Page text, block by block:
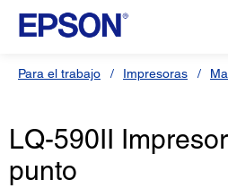
Para el trabajo Impresoras
LQ-590II
punto